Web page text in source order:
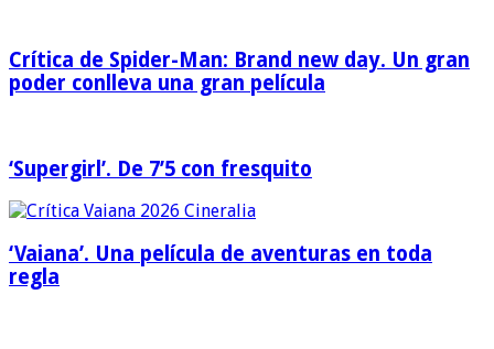
Crítica de Spider-Man: Brand new day. Un gran
poder conlleva una gran película
‘Supergirl’. De 7’5 con fresquito
‘Vaiana’. Una película de aventuras en toda
regla